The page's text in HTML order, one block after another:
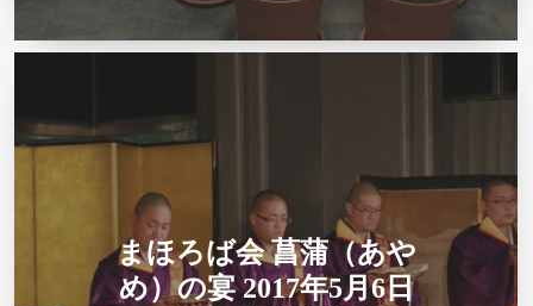
まほろば会 菖蒲（あや
め）の宴 2017年5月6日